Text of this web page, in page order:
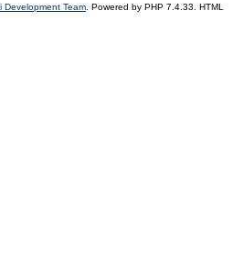
Development Team. Powered by PHP 7.4.33. HTML